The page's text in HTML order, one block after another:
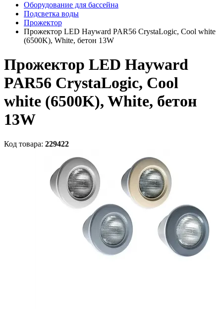
Оборудование для бассейна
Подсветка воды
Прожектор
Прожектор LED Hayward PAR56 CrystaLogic, Cool white
(6500K), White, бетон 13W
Прожектор LED Hayward
PAR56 CrystaLogic, Cool
white (6500K), White, бетон
13W
Код товара: 229422